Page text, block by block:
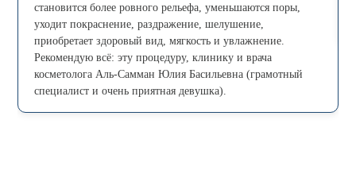
становится более ровного рельефа, уменьшаются поры,
уходит покраснение, раздражение, шелушение,
приобретает здоровый вид, мягкость и увлажнение.
Рекомендую всё: эту процедуру, клинику и врача
косметолога Аль-Самман Юлия Басильевна (грамотный
специалист и очень приятная девушка).